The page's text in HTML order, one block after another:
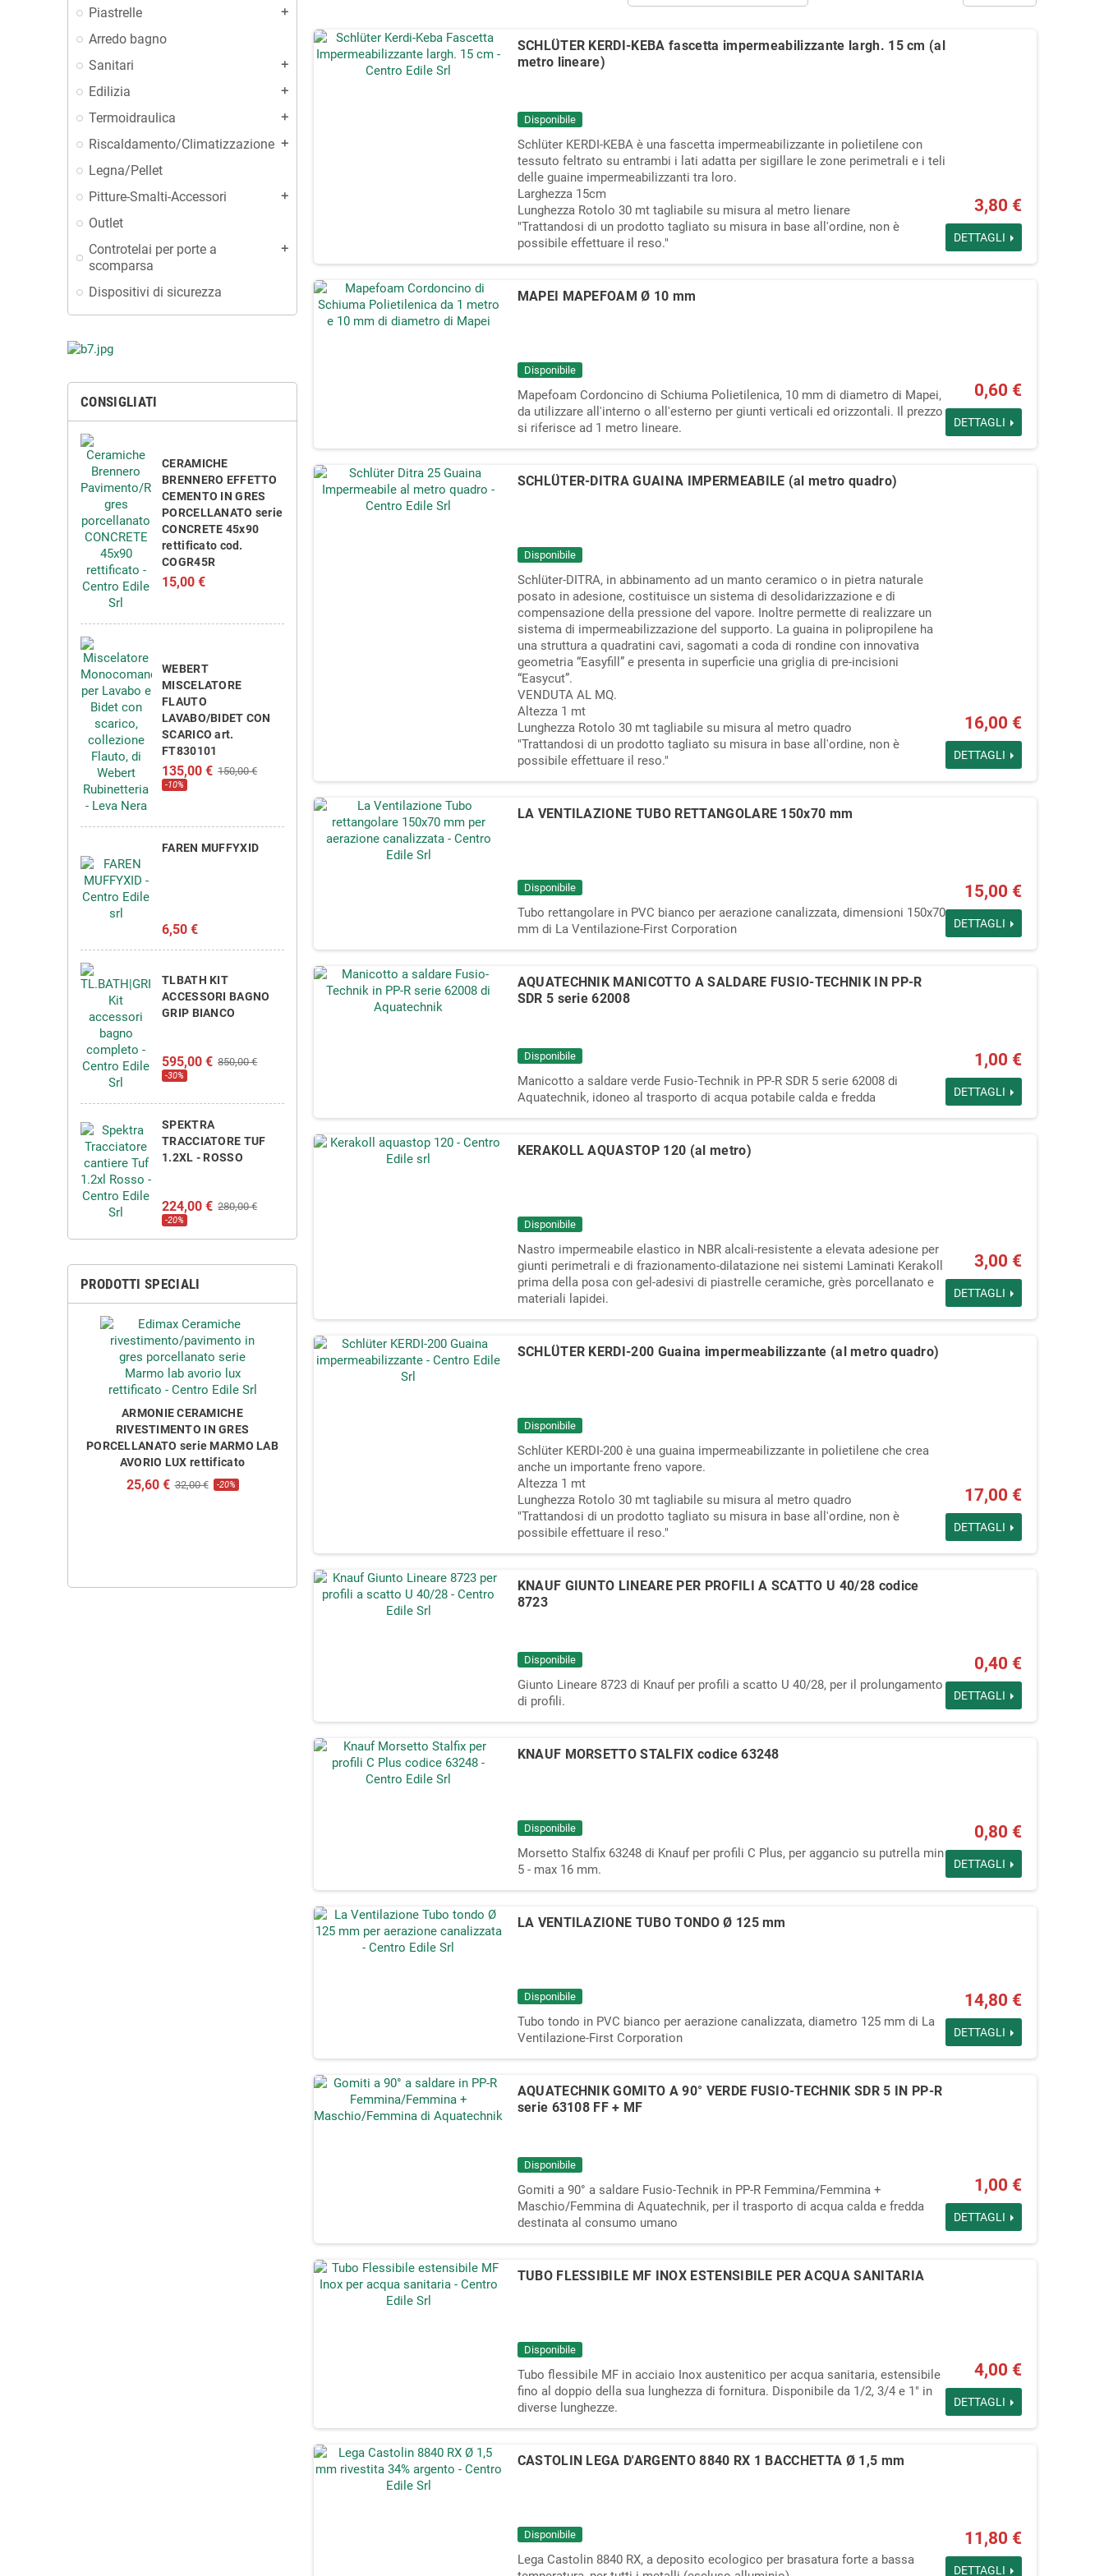
Piastrelle add
Arredo bagno
Sanitari
add
Edilizia add
Termoidraulica add
Riscaldamento/Climatizzazione add
Legna/Pellet
Pitture-Smalti-Accessori
add
Outlet
Controtelai per porte a
scomparsa
add
Dispositivi di sicurezza
CONSIGLIATI
CERAMICHE
BRENNERO EFFETTO
CEMENTO IN GRES
PORCELLANATO serie
CONCRETE 45x90
rettificato cod.
COGR45R
15,00 €
WEBERT
MISCELATORE
FLAUTO
LAVABO/BIDET CON
SCARICO art.
FT830101
135,00 € 150,00 €
-10%
FAREN MUFFYXID
6,50 €
TLBATH KIT
ACCESSORI BAGNO
GRIP BIANCO
595,00 € 850,00 €
-30%
SPEKTRA
TRACCIATORE TUF
1.2XL - ROSSO
224,00 € 280,00 €
-20%
PRODOTTI SPECIALI
ARMONIE CERAMICHE
RIVESTIMENTO IN GRES
PORCELLANATO serie MARMO LAB
AVORIO LUX rettificato
25,60 € 32,00 € -20%
ARMONIE CERAMICHE
RIVESTIMENTO IN GRES
PORCELLANATO serie SELECTION
SCHLÜTER KERDI-KEBA fascetta impermeabilizzante largh. 15 cm (al
metro lineare)
Disponibile
Schlüter KERDI-KEBA è una fascetta impermeabilizzante in polietilene con
tessuto feltrato su entrambi i lati adatta per sigillare le zone perimetrali e i teli
delle guaine impermeabilizzanti tra loro.
Larghezza 15cm
Lunghezza Rotolo 30 mt tagliabile su misura al metro lienare
"Trattandosi di un prodotto tagliato su misura in base all'ordine, non è
possibile effettuare il reso."
3,80 €
DETTAGLI
MAPEI MAPEFOAM Ø 10 mm
Disponibile
Mapefoam Cordoncino di Schiuma Polietilenica, 10 mm di diametro di Mapei,
da utilizzare all'interno o all'esterno per giunti verticali ed orizzontali. Il prezzo
si riferisce ad 1 metro lineare.
0,60 €
DETTAGLI
SCHLÜTER-DITRA GUAINA IMPERMEABILE (al metro quadro)
Disponibile
Schlüter-DITRA, in abbinamento ad un manto ceramico o in pietra naturale
posato in adesione, costituisce un sistema di desolidarizzazione e di
compensazione della pressione del vapore. Inoltre permette di realizzare un
sistema di impermeabilizzazione del supporto. La guaina in polipropilene ha
una struttura a quadratini cavi, sagomati a coda di rondine con innovativa
geometria “Easyfill” e presenta in superficie una griglia di pre-incisioni
“Easycut”.
VENDUTA AL MQ.
Altezza 1 mt
Lunghezza Rotolo 30 mt tagliabile su misura al metro quadro
"Trattandosi di un prodotto tagliato su misura in base all'ordine, non è
possibile effettuare il reso."
16,00 €
DETTAGLI
LA VENTILAZIONE TUBO RETTANGOLARE 150x70 mm
Disponibile
Tubo rettangolare in PVC bianco per aerazione canalizzata, dimensioni 150x70
mm di La Ventilazione-First Corporation
15,00 €
DETTAGLI
AQUATECHNIK MANICOTTO A SALDARE FUSIO-TECHNIK IN PP-R
SDR 5 serie 62008
Disponibile
Manicotto a saldare verde Fusio-Technik in PP-R SDR 5 serie 62008 di
Aquatechnik, idoneo al trasporto di acqua potabile calda e fredda
1,00 €
DETTAGLI
KERAKOLL AQUASTOP 120 (al metro)
Disponibile
Nastro impermeabile elastico in NBR alcali‑resistente a elevata adesione per
giunti perimetrali e di frazionamento‑dilatazione nei sistemi Laminati Kerakoll
prima della posa con gel‑adesivi di piastrelle ceramiche, grès porcellanato e
materiali lapidei.
3,00 €
DETTAGLI
SCHLÜTER KERDI-200 Guaina impermeabilizzante (al metro quadro)
Disponibile
Schlüter KERDI-200 è una guaina impermeabilizzante in polietilene che crea
anche un importante freno vapore.
Altezza 1 mt
Lunghezza Rotolo 30 mt tagliabile su misura al metro quadro
"Trattandosi di un prodotto tagliato su misura in base all'ordine, non è
possibile effettuare il reso."
17,00 €
DETTAGLI
KNAUF GIUNTO LINEARE PER PROFILI A SCATTO U 40/28 codice
8723
Disponibile
Giunto Lineare 8723 di Knauf per profili a scatto U 40/28, per il prolungamento
di profili.
0,40 €
DETTAGLI
KNAUF MORSETTO STALFIX codice 63248
Disponibile
Morsetto Stalfix 63248 di Knauf per profili C Plus, per aggancio su putrella min
5 - max 16 mm.
0,80 €
DETTAGLI
LA VENTILAZIONE TUBO TONDO Ø 125 mm
Disponibile
Tubo tondo in PVC bianco per aerazione canalizzata, diametro 125 mm di La
Ventilazione-First Corporation
14,80 €
DETTAGLI
AQUATECHNIK GOMITO A 90° VERDE FUSIO-TECHNIK SDR 5 IN PP-R
serie 63108 FF + MF
Disponibile
Gomiti a 90° a saldare Fusio-Technik in PP-R Femmina/Femmina +
Maschio/Femmina di Aquatechnik, per il trasporto di acqua calda e fredda
destinata al consumo umano
1,00 €
DETTAGLI
TUBO FLESSIBILE MF INOX ESTENSIBILE PER ACQUA SANITARIA
Disponibile
Tubo flessibile MF in acciaio Inox austenitico per acqua sanitaria, estensibile
fino al doppio della sua lunghezza di fornitura. Disponibile da 1/2, 3/4 e 1" in
diverse lunghezze.
4,00 €
DETTAGLI
CASTOLIN LEGA D'ARGENTO 8840 RX 1 BACCHETTA Ø 1,5 mm
Disponibile
Lega Castolin 8840 RX, a deposito ecologico per brasatura forte a bassa
11,80 €
DETTAGLI